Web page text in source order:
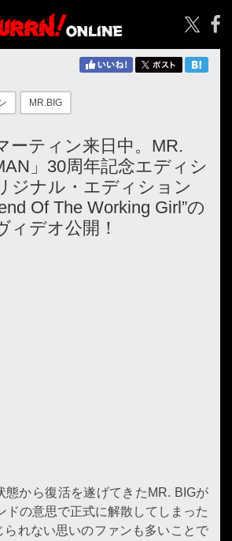
MR.BIG
ーティン来日中。MR.
」30周年記念エディシ
ジナル・エディション
Of The Working Girl”の
ィデオ公開！
態から復活を遂げてきたMR. BIGが
ドの意思で正式に解散してしまった
られない思いのファンも多いことで